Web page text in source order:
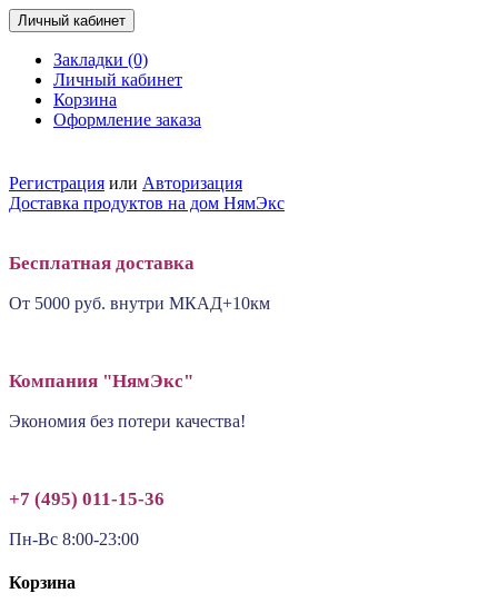
Личный кабинет
Закладки (0)
Личный кабинет
Корзина
Оформление заказа
Регистрация или Авторизация
Доставка продуктов на дом НямЭкс
Бесплатная доставка
От 5000 руб. внутри МКАД+10км
Компания "НямЭкс"
Экономия без потери качества!
+7 (495) 011-15-36
Пн-Вс 8:00-23:00
Корзина